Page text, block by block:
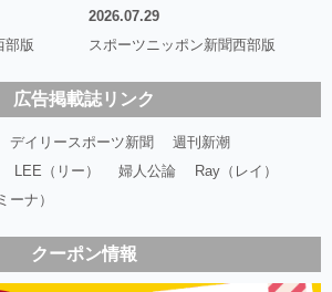
部版
2026.07.29
スポーツニッポン新聞西部版
広告掲載誌リンク
デイリースポーツ新聞
週刊新潮
LEE（リー） 婦人公論
Ray（レイ）
ーナ）
クーポン情報